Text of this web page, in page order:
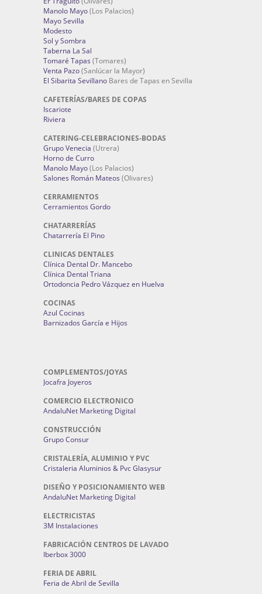
Manolo Mayo(Los Palacios)
Mayo Sevilla
Modesto
Sol y Sombra
Taberna La Sal
Tomaré Tapas (Tomares)
Venta Pazo(Sanlúcar la Mayor)
El Sibarita Sevillano Bares de Tapas en Sevilla
CAFETERÍAS/BARES DE COPAS
Iscariote
Riviera
CATERING-CELEBRACIONES-BODAS
Grupo Venecia (Utrera)
Horno de Curro
Manolo Mayo(Los Palacios)
Salones Román Mateos (Olivares)
CERRAMIENTOS
Cerramientos Gordo
CHATARRERÍAS
Chatarrería El Pino
CLINICAS DENTALES
Clínica Dental Dr. Mancebo
Clínica Dental Triana
Ortodoncia Pedro Vázquez en Huelva
COCINAS
Azul Cocinas
Barnizados García e Hijos
COMPLEMENTOS/JOYAS
Jocafra Joyeros
COMERCIO ELECTRONICO
AndaluNet Marketing Digital
CONSTRUCCIÓN
Grupo Consur
CRISTALERÍA, ALUMINIO Y PVC
Cristaleria Aluminios & Pvc Glasysur
DISEÑO Y POSICIONAMIENTO WEB
AndaluNet Marketing Digital
ELECTRICISTAS
3M Instalaciones
FABRICACIÓN CENTROS DE LAVADO
Iberbox 3000
FERIA DE ABRIL
Feria de Abril de Sevilla